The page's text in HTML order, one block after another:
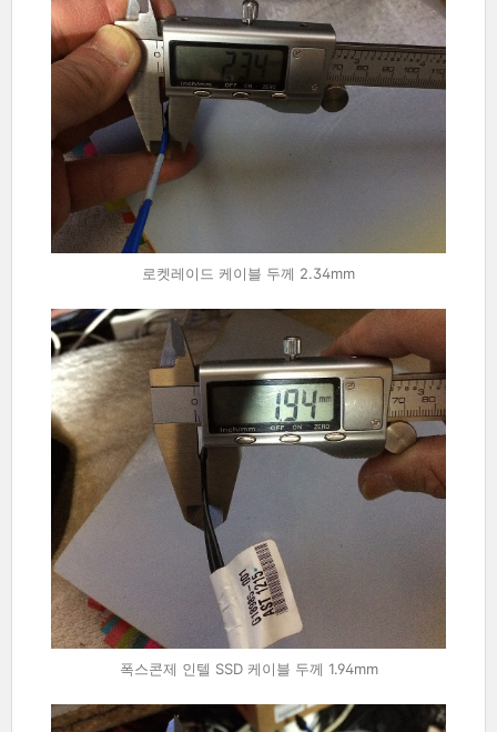
로켓레이드 케이블 두께 2.34mm
폭스콘제 인텔 SSD 케이블 두께 1.94mm